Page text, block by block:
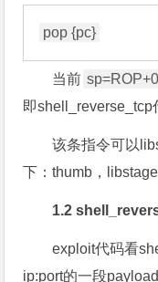
当前
即shell_reverse_tcp
该条指令可以
下：thumb，
1.2
exploit代码看
ip:port的一段